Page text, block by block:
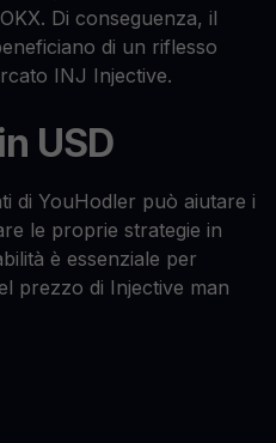
Di conseguenza, il
di un riflesso
INJ Injective.
USD
di YouHodler può aiutare i
le proprie strategie in
è essenziale per
prezzo di Injective man